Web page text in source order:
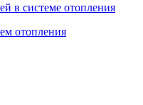
в системе отопления
отопления